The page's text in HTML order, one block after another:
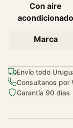
Con aire
acondicionado
Marca
Envío todo
Consultanos por
Garantía 90 días